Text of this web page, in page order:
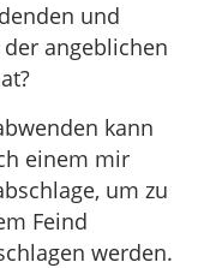
und
angeblichen
kann
einem mir
um zu
Feind
werden.